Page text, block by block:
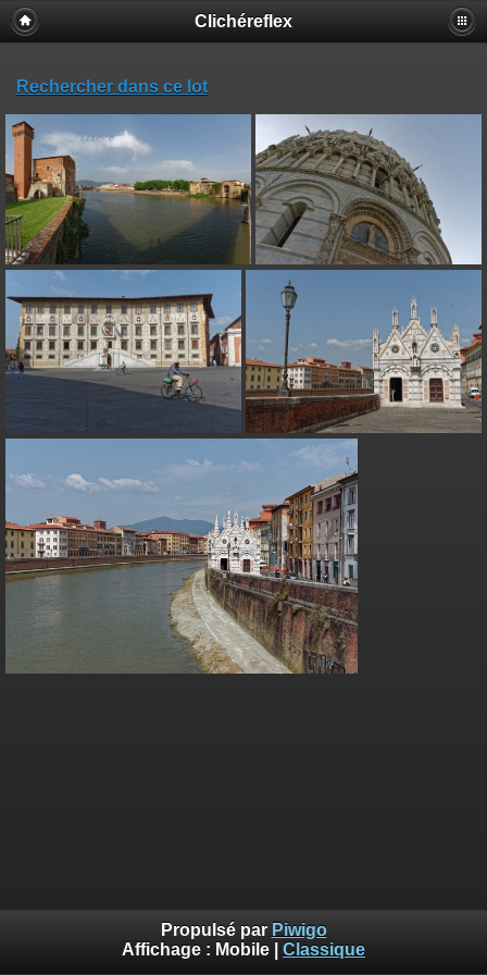
Clichéreflex
Rechercher dans ce lot
Propulsé par Piwigo
Affichage : Mobile Classique